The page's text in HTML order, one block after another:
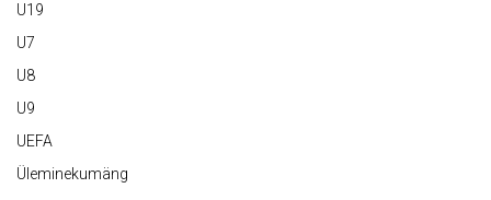
U19
U7
U8
U9
UEFA
Üleminekumäng